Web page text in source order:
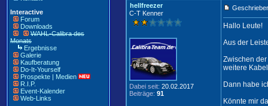
Interactive
Forum
Downloads
WAHL-Calibra des
Monats
Ergebnisse
Galerie
Kaufberatung
Do-It-Yourself
Prospekte | Medien
R.I.P.
Event-Kalender
Web-Links
hellfreezer
C-T Kenner
Dabei seit: 20.02.2017
Beiträge: 91
Hallo Leute!
Aus der
Zwischen
weitere
Dann habe
Könnte mir